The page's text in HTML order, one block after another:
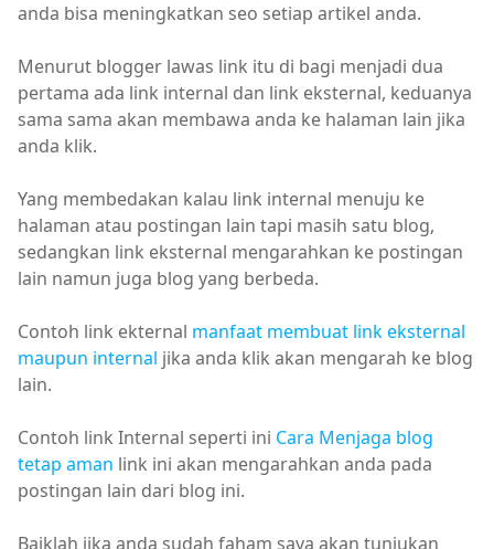
anda bisa meningkatkan seo setiap artikel anda.
Menurut blogger lawas link itu di bagi menjadi dua
pertama ada link internal dan link eksternal, keduanya
sama sama akan membawa anda ke halaman lain jika
anda klik.
Yang membedakan kalau link internal menuju ke
halaman atau postingan lain tapi masih satu blog,
sedangkan link eksternal mengarahkan ke postingan
lain namun juga blog yang berbeda.
Contoh link ekternal manfaat membuat link eksternal
maupun internal jika anda klik akan mengarah ke blog
lain.
Contoh link Internal seperti ini Cara Menjaga blog
tetap aman link ini akan mengarahkan anda pada
postingan lain dari blog ini.
Baiklah jika anda sudah faham saya akan tunjukan